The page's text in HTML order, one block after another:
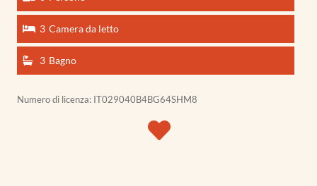
Camera da letto
3
Bagno
3
Numero di licenza: IT029040B4BG64SHM8